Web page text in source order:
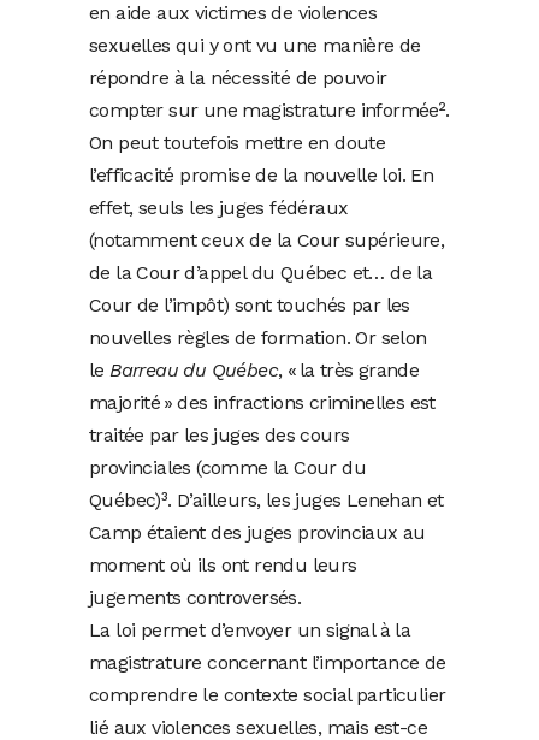
en aide aux victimes de violences
sexuelles qui y ont vu une manière de
répondre à la nécessité de pouvoir
compter sur une magistrature informée².
On peut toutefois mettre en doute
l’efficacité promise de la nouvelle loi. En
effet, seuls les juges fédéraux
(notamment ceux de la Cour supérieure,
de la Cour d’appel du Québec et… de la
Cour de l’impôt) sont touchés par les
nouvelles règles de formation. Or selon
leBarreau du Québec, « la très grande
majorité » des infractions criminelles est
traitée par les juges des cours
provinciales (comme la Cour du
Québec)³. D’ailleurs, les juges Lenehan et
Camp étaient des juges provinciaux au
moment où ils ont rendu leurs
jugements controversés.
La loi permet d’envoyer un signal à la
magistrature concernant l’importance de
comprendre le contexte social particulier
lié aux violences sexuelles, mais est-ce